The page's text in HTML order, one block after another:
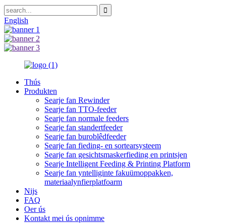
English
Thús
Produkten
Searje fan Rewinder
Searje fan TTO-feeder
Searje fan normale feeders
Searje fan standertfeeder
Searje fan buroblêdfeeder
Searje fan fieding- en sortearsysteem
Searje fan gesichtsmaskerfieding en printsjen
Searje Intelligent Feeding & Printing Platform
Searje fan yntelliginte fakuümoppakken,
materiaalynfierplatfoarm
Nijs
FAQ
Oer ús
Kontakt mei ús opnimme